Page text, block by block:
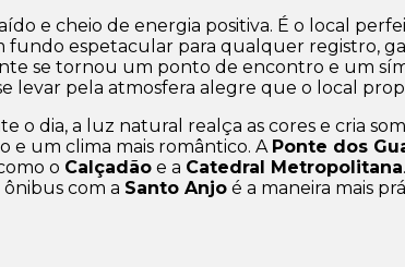
e cheio de energia positiva. É o local
fundo espetacular para qualquer registro,
se tornou um ponto de encontro e um
levar pela atmosfera alegre que o local
o dia, a luz natural realça as cores e cria
e um clima mais romântico. A Ponte dos
o Calçadão e a Catedral Metropolitana
com a Santo Anjo é a maneira mais